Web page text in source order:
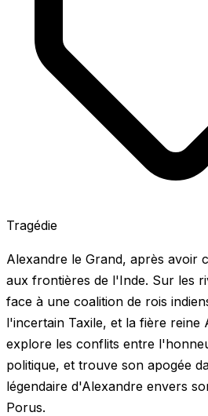
Tragédie
Alexandre le Grand, après avoir
aux frontières de l'Inde. Sur les
face à une coalition de rois
l'incertain Taxile, et la fière reine
explore les conflits entre
politique, et trouve son apogée
légendaire d'Alexandre envers
Porus.